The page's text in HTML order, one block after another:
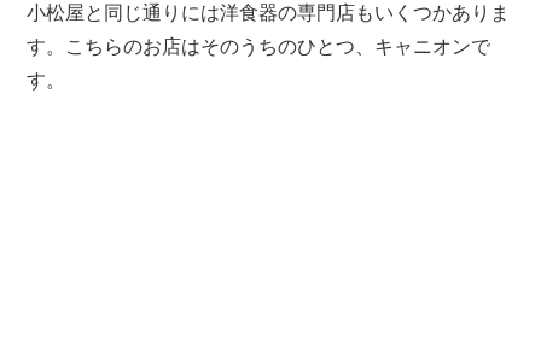
小松屋と同じ通りには洋食器の専門店もいくつかありま
す。こちらのお店はそのうちのひとつ、キャニオンで
す。